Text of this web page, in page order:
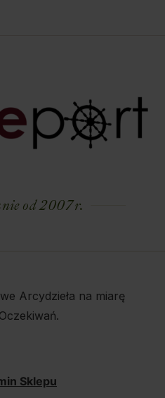
od 2007 r.
Arcydzieła na miarę
Sklepu